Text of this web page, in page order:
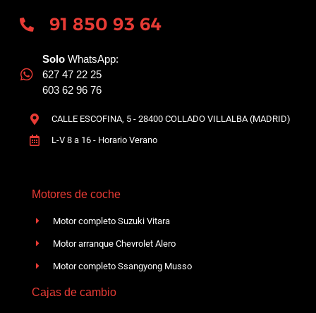
91 850 93 64
Solo WhatsApp:
627 47 22 25
603 62 96 76
CALLE ESCOFINA, 5 - 28400 COLLADO VILLALBA (MADRID)
L-V 8 a 16 - Horario Verano
Motores de coche
Motor completo Suzuki Vitara
Motor arranque Chevrolet Alero
Motor completo Ssangyong Musso
Cajas de cambio